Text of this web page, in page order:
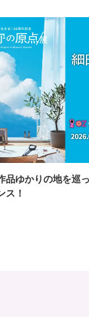
品ゆかりの地を巡
ス！